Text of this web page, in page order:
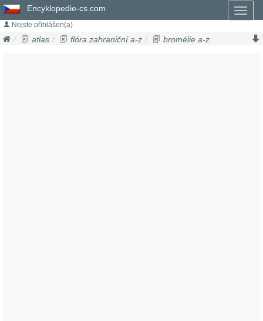
Encyklopedie-cs.com
Nejste přihlášen(a)
atlas flóra zahraniční a-z
bromélie a-z